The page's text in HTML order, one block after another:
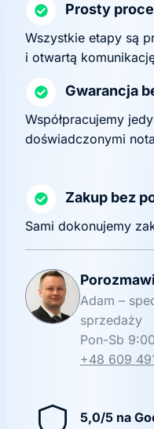
Prosty
Wszystkie etapy są
i otwartą
Gwarancja
Współpracujemy
doświadczonymi
Zakup bez
Sami dokonujemy
Adam –
sprzedaży
Pon-Sb
+48 609
5,0/5 na